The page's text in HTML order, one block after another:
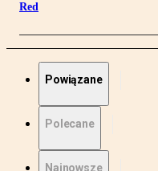
Red
Powiązane
Polecane
Najnowsze